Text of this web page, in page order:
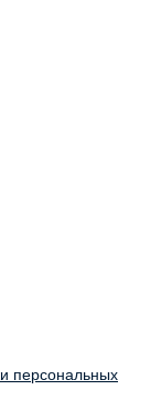
персональных